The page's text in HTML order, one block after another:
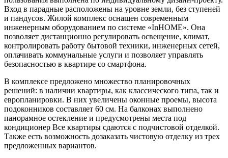
Вход в парадные расположены на уровне земли, без ступеней
и пандусов. Жилой комплекс оснащен современным
инженерным оборудованием по системе «InHOME». Она
позволяет дистанционно регулировать освещение, климат,
контролировать работу бытовой техники, инженерных сетей,
оплачивать коммунальные услуги и позволяет управлять
безопасностью в квартире со смартфона.
В комплексе предложено множество планировочных
решений: в наличии квартиры, как классического типа, так и
европланировки. В них увеличены оконные проемы, высота
подоконников составляет 60 см. На балконах выполнено
панорамное остекление и предусмотрены места под
кондиционер Все квартиры сдаются с подчистовой отделкой.
Также есть возможность дозаказать чистовую отделку из трех
предложенных вариантов.